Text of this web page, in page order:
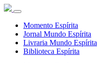
Momento Espírita
Jornal Mundo Espírita
Livraria Mundo Espírita
Biblioteca Espírita